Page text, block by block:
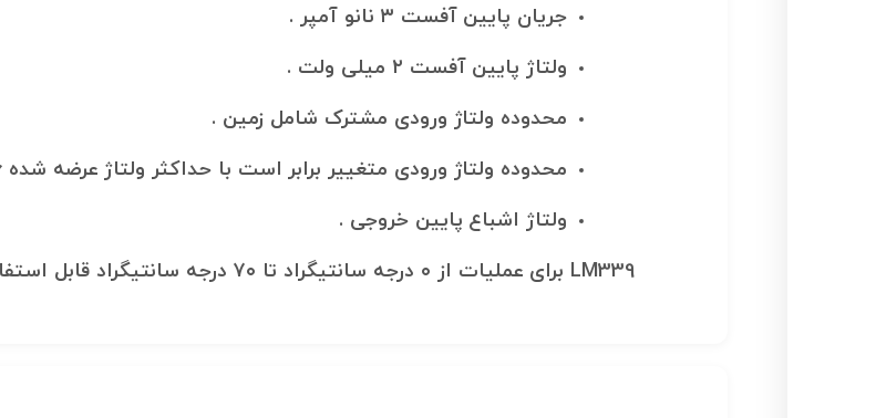
جریان پایین آفست ۳ نانو آمپر .
ولتاژ پایین آفست ۲ میلی ولت .
محدوده ولتاژ ورودی مشترک شامل زمین .
محدوده ولتاژ ورودی متغییر برابر است باحداکثر ولتاژ عرضه شده ۳۶ + – ولت .
ولتاژ اشباع پایین خروجی .
LM339 برای عملیات از ۰ درجه سانتیگراد تا ۷۰ درجه سانتیگراد قابل استفاده می باشد .